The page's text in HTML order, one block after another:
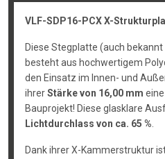
VLF-SDP16-PCX X-
Diese Stegplatte (auch bekannt
besteht aus hochwertigem
den Einsatz im Innen- und
ihrerStärke von 16,00 mm
Bauprojekt! Diese glasklare
Lichtdurchlass von ca. 65 %
Dank ihrer X-Kammerstruktur